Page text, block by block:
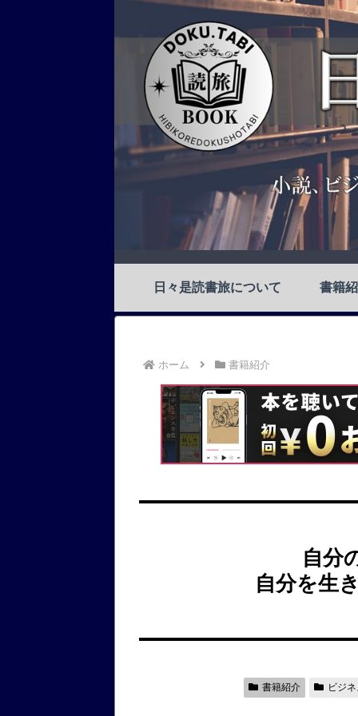
日々是読書旅について 書籍
ホーム 書籍紹介
自分
自分を生
書籍紹介 ビジ